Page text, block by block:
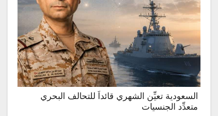
السعودية تعيِّن الشهري قائداً للتحالف البحري
متعدِّد الجنسيات